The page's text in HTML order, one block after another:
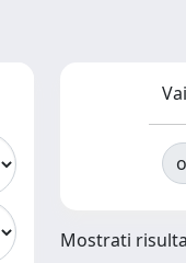
Mostrati